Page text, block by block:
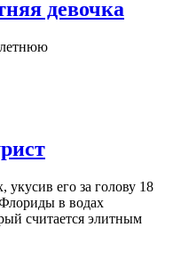
девочка
укусив его за голову 18
Флориды в водах
считается элитным